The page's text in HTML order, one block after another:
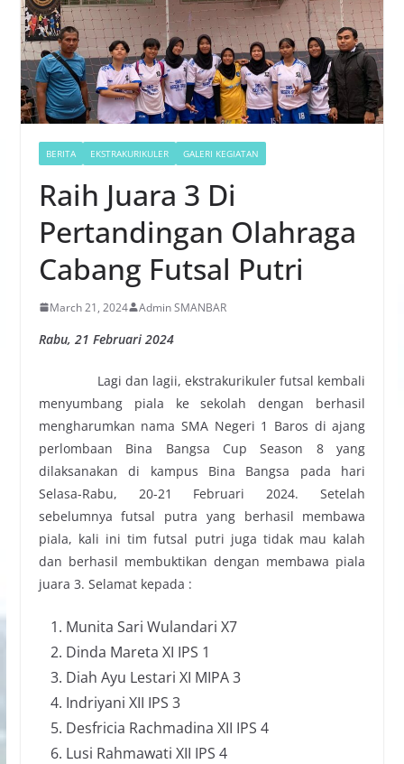
BERITA EKSTRAKURIKULER GALERI KEGIATAN
Raih Juara 3 Di
Pertandingan Olahraga
Cabang Futsal Putri
March 21, 2024 Admin SMANBAR
Rabu, 21 Februari 2024
Lagi dan lagii, ekstrakurikuler futsal kembali
menyumbang piala ke sekolah dengan berhasil
mengharumkan nama SMA Negeri 1 Baros di ajang
perlombaan Bina Bangsa Cup Season 8 yang
dilaksanakan di kampus Bina Bangsa pada hari
Selasa-Rabu, 20-21 Februari 2024. Setelah
sebelumnya futsal putra yang berhasil membawa
piala, kali ini tim futsal putri juga tidak mau kalah
dan berhasil membuktikan dengan membawa piala
juara 3. Selamat kepada :
Munita Sari Wulandari X7
Dinda Mareta XI IPS 1
Diah Ayu Lestari XI MIPA 3
Indriyani XII IPS 3
Desfricia Rachmadina XII IPS 4
Lusi Rahmawati XII IPS 4